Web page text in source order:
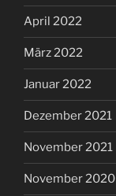
April 2022
März 2022
Januar 2022
Dezember 2021
November 2021
November 2020